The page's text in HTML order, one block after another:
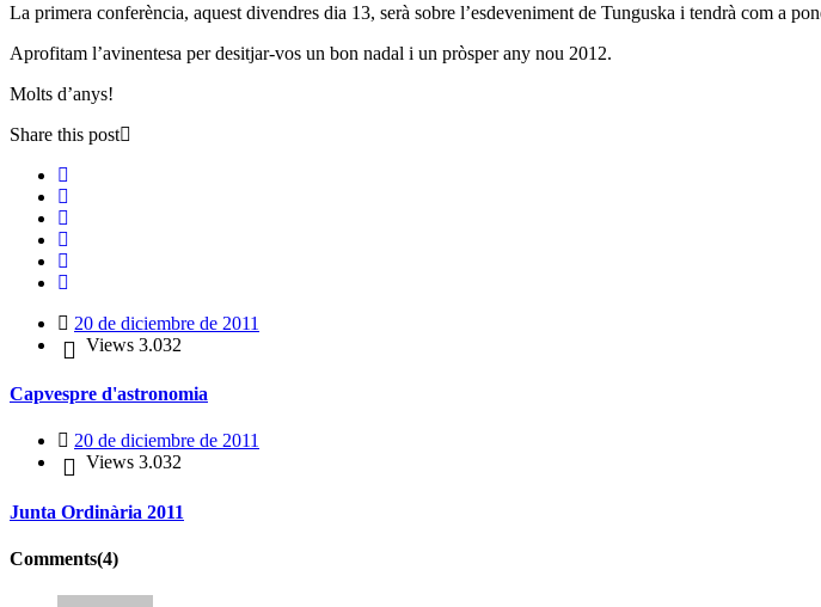
La primera conferència, aquest divendres dia 13, serà sobre l’esdeveniment de Tunguska i tendrà com a
Aprofitam l’avinentesa per desitjar-vos un bon nadal i un pròsper any nou 2012.
Molts d’anys!
Share this post
20 de diciembre de 2011
Views 3.032
Capvespre d'astronomia
20 de diciembre de 2011
Views 3.032
Junta Ordinària 2011
Comments(4)